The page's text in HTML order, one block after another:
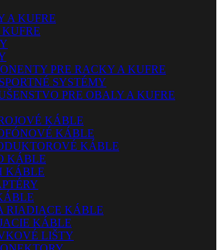
A KUFRE
PRE RACKY A KUFRE
SYSTÉMY
PRE OBALY A KUFRE
KÁBLE
KÁBLE
KÁBLE
KÁBLE
KÁBLE
RIADIACE KÁBLE
KÁBLE
LIŠTY